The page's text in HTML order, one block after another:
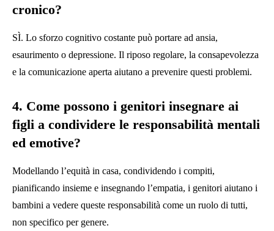
cronico?
SÌ. Lo sforzo cognitivo costante può portare ad ansia,
esaurimento o depressione. Il riposo regolare, la consapevolezza
e la comunicazione aperta aiutano a prevenire questi problemi.
4. Come possono i genitori insegnare ai
figli a condividere le responsabilità mentali
ed emotive?
Modellando l’equità in casa, condividendo i compiti,
pianificando insieme e insegnando l’empatia, i genitori aiutano i
bambini a vedere queste responsabilità come un ruolo di tutti,
non specifico per genere.